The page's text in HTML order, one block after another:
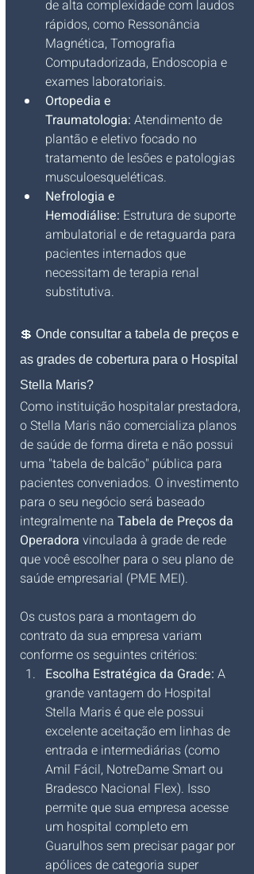
de alta complexidade com laudos
rápidos, como Ressonância
Magnética, Tomografia
Computadorizada, Endoscopia e
exames laboratoriais.
Ortopedia e
Traumatologia: Atendimento de
plantão e eletivo focado no
tratamento de lesões e patologias
musculoesqueléticas.
Nefrologia e
Hemodiálise: Estrutura de suporte
ambulatorial e de retaguarda para
pacientes internados que
necessitam de terapia renal
substitutiva.
💲 Onde consultar a tabela de preços e
as grades de cobertura para o Hospital
Stella Maris?
Como instituição hospitalar prestadora,
o Stella Maris não comercializa planos
de saúde de forma direta e não possui
uma "tabela de balcão" pública para
pacientes conveniados. O investimento
para o seu negócio será baseado
integralmente na Tabela de Preços da
Operadora vinculada à grade de rede
que você escolher para o seu plano de
saúde empresarial (PME MEI).
Os custos para a montagem do
contrato da sua empresa variam
conforme os seguintes critérios:
Escolha Estratégica da Grade: A
grande vantagem do Hospital
Stella Maris é que ele possui
excelente aceitação em linhas de
entrada e intermediárias (como
Amil Fácil, NotreDame Smart ou
Bradesco Nacional Flex). Isso
permite que sua empresa acesse
um hospital completo em
Guarulhos sem precisar pagar por
apólices de categoria super